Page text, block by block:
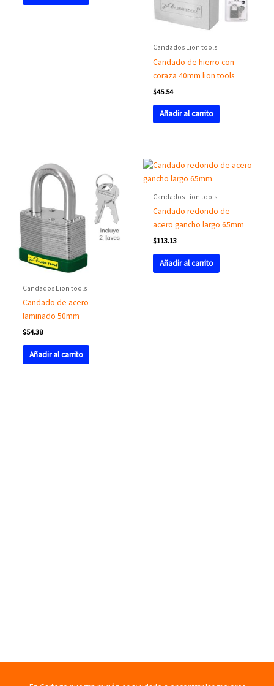
Candados Lion tools
Candado de hierro con
coraza 40mm lion tools
$45.54
Añadir al carrito
Candados Lion tools
Candado de acero
laminado 50mm
$54.38
Añadir al carrito
Candados Lion tools
Candado redondo de
acero gancho largo 65mm
$113.13
Añadir al carrito